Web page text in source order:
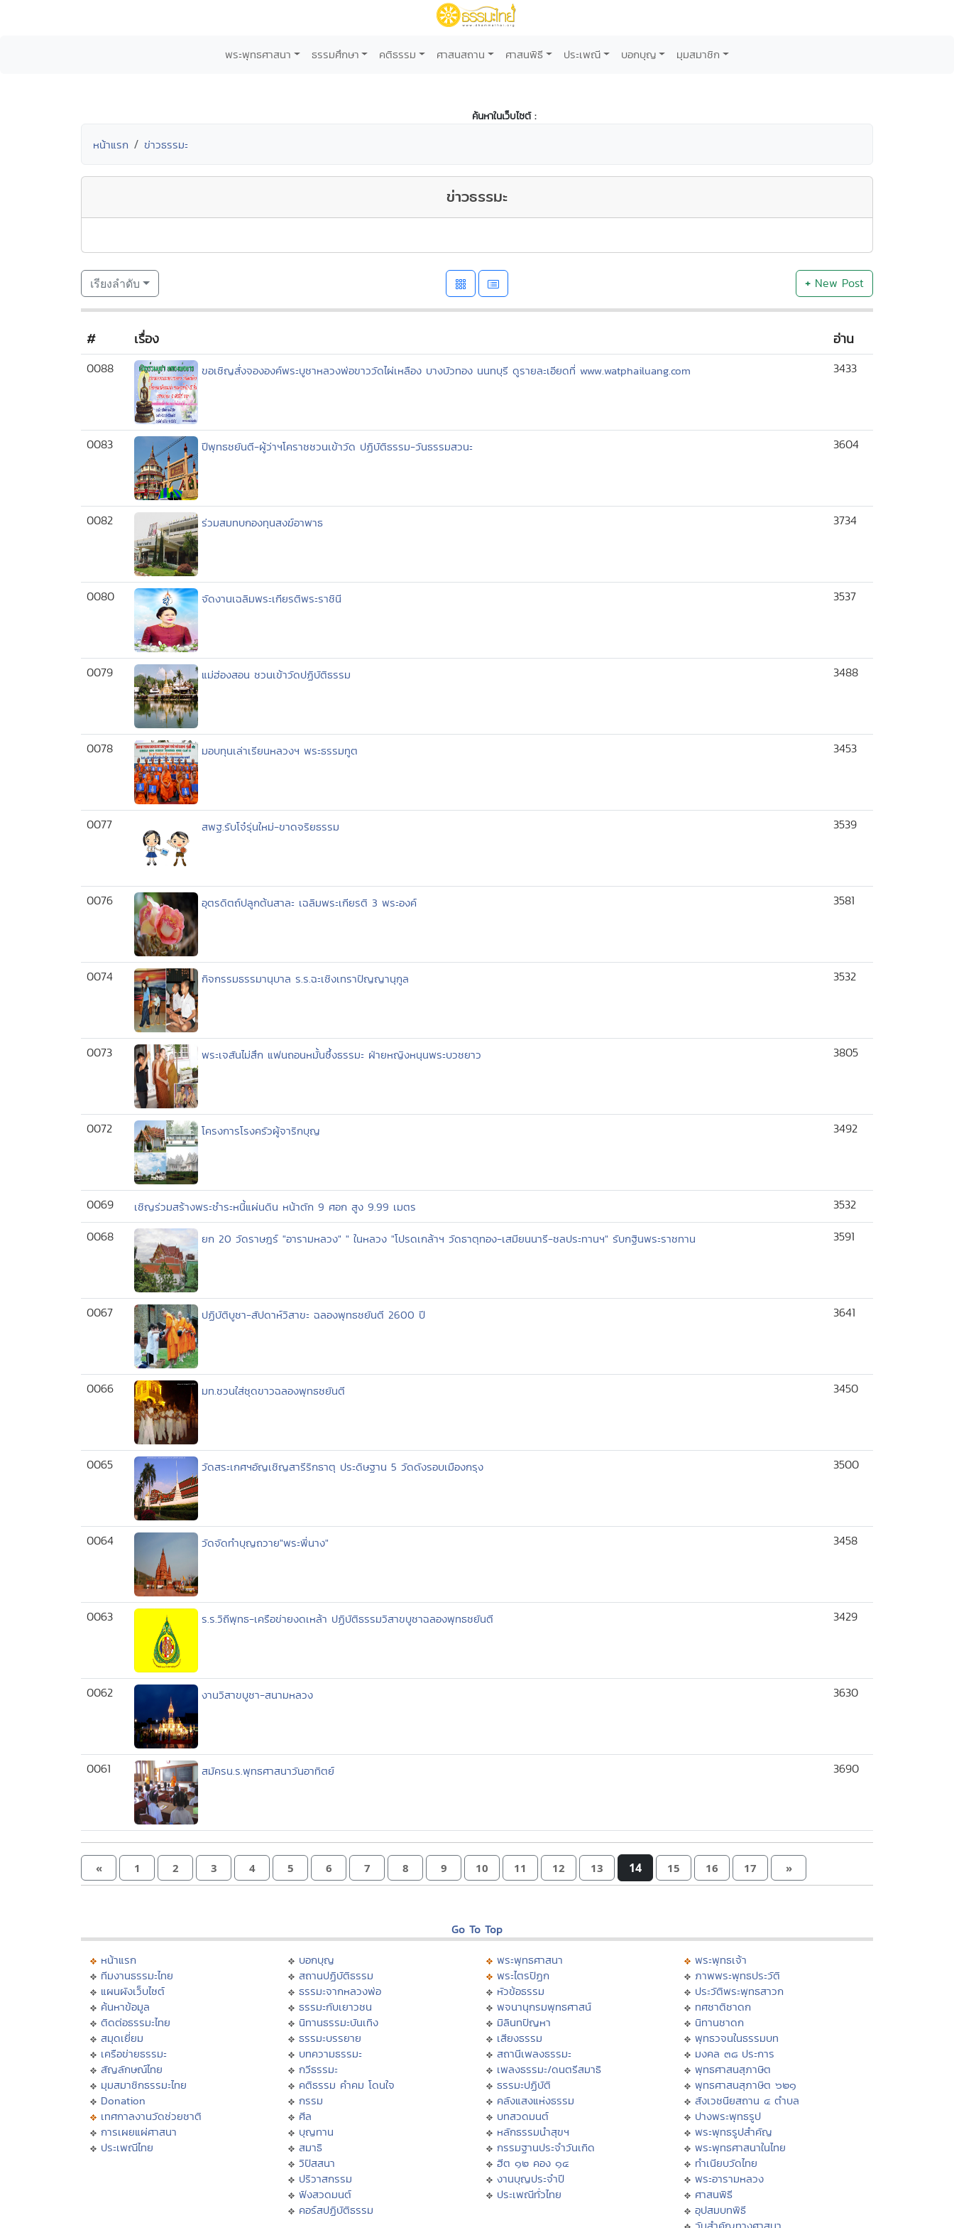
พระพุทธศาสนา ธรรมศึกษา คติธรรม ศาสนสถาน ศาสนพิธี ประเพณี บอกบุญ มุมสมาชิก
ค้นหาในเว็บไซต์ :
หน้าแรก ข่าวธรรมะ
ข่าวธรรมะ
เรียงลำดับ + New Post
# เรื่อง อ่าน
0088 ขอเชิญสั่งจององค์พระบูชาหลวงพ่อขาววัดไผ่เหลือง บางบัวทอง นนทบุรี ดูรายละเอียดที่ www.watphailuang.com 3433
0083 ปีพุทธชยันตี-ผู้ว่าฯโคราชชวนเข้าวัด ปฏิบัติธรรม-วันธรรมสวนะ 3604
0082 ร่วมสมทบกองทุนสงฆ์อาพาธ 3734
0080 จัดงานเฉลิมพระเกียรติพระราชินี 3537
0079 แม่ฮ่องสอน ชวนเข้าวัดปฏิบัติธรรม 3488
0078 มอบทุนเล่าเรียนหลวงฯ พระธรรมทูต 3453
0077 สพฐ.รับโจ๋รุ่นใหม่-ขาดจริยธรรม 3539
0076 อุตรดิตถ์ปลูกต้นสาละ เฉลิมพระเกียรติ 3 พระองค์ 3581
0074 กิจกรรมธรรมานุบาล ร.ร.ฉะเชิงเทราปัญญานุกูล 3532
0073 พระเจสันไม่สึก แฟนถอนหมั้นซึ้งธรรมะ ฝ่ายหญิงหนุนพระบวชยาว 3805
0072 โครงการโรงครัวผู้จาริกบุญ 3492
0069 เชิญร่วมสร้างพระชำระหนี้แผ่นดิน หน้าตัก 9 ศอก สูง 9.99 เมตร
3532
0068
ยก 20 วัดราษฎร์ "อารามหลวง" " ในหลวง "โปรดเกล้าฯ วัดธาตุทอง-เสมียนนารี-ชลประทานฯ" รับกฐินพระราชทาน 3591
0067 ปฏิบัติบูชา-สัปดาห์วิสาขะ ฉลองพุทธชยันตี 2600 ปี 3641
0066 มท.ชวนใส่ชุดขาวฉลองพุทธชยันตี 3450
0065 วัดสระเกศฯอัญเชิญสารีริกธาตุ ประดิษฐาน 5 วัดดังรอบเมืองกรุง 3500
0064 วัดจัดทำบุญถวาย"พระพี่นาง" 3458
0063 ร.ร.วิถีพุทธ-เครือข่ายงดเหล้า ปฏิบัติธรรมวิสาขบูชาฉลองพุทธชยันตี 3429
0062 งานวิสาขบูชา-สนามหลวง 3630
0061 สมัครน.ร.พุทธศาสนาวันอาทิตย์ 3690
« 1 2 3 4 5 6 7 8 9 10 11 12 13 14 15 16 17 »
Go To Top
หน้าแรก
ทีมงานธรรมะไทย
แผนผังเว็บไซต์
ค้นหาข้อมูล
ติดต่อธรรมะไทย
สมุดเยี่ยม
เครือข่ายธรรมะ
สัญลักษณ์ไทย
มุมสมาชิกธรรมะไทย
Donation
เทศกาลงานวัดช่วยชาติ
การเผยแผ่ศาสนา
ประเพณีไทย
บอกบุญ
สถานปฏิบัติธรรม
ธรรมะจากหลวงพ่อ
ธรรมะกับเยาวชน
นิทานธรรมะบันเทิง
ธรรมะบรรยาย
บทความธรรมะ
กวีธรรมะ
คติธรรม คำคม โดนใจ
กรรม
ศีล
บุญทาน
สมาธิ
วิปัสสนา
ปริวาสกรรม
ฟังสวดมนต์
คอร์สปฏิบัติธรรม
พระพุทธศาสนา
พระไตรปิฏก
หัวข้อธรรม
พจนานุกรมพุทธศาสน์
มิลินทปัญหา
เสียงธรรม
สถานีเพลงธรรมะ
เพลงธรรมะ/ดนตรีสมาธิ
ธรรมะปฏิบัติ
คลังแสงแห่งธรรม
บทสวดมนต์
หลักธรรมนำสุขฯ
กรรมฐานประจำวันเกิด
ฮีต ๑๒ คอง ๑๔
งานบุญประจำปี
ประเพณีทั่วไทย
พระพุทธเจ้า
ภาพพระพุทธประวัติ
ประวัติพระพุทธสาวก
ทศชาติชาดก
นิทานชาดก
พุทธวจนในธรรมบท
มงคล ๓๘ ประการ
พุทธศาสนสุภาษิต
พุทธศาสนสุภาษิต ๖๒๑
สังเวชนียสถาน ๔ ตำบล
ปางพระพุทธรูป
พระพุทธรูปสำคัญ
พระพุทธศาสนาในไทย
ทำเนียบวัดไทย
พระอารามหลวง
ศาสนพิธี
อุปสมบทพิธี